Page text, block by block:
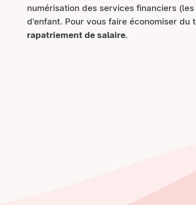
numérisation des services financiers (les
d’enfant. Pour vous faire économiser
rapatriement de salaire.